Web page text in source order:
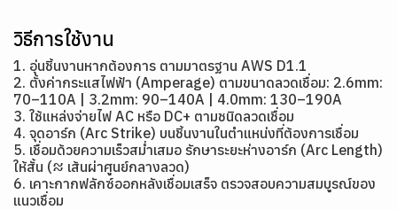
วิธีการใช้งาน
1. อุ่นชิ้นงานหากต้องการ ตามมาตรฐาน AWS D1.1
2. ตั้งค่ากระแสไฟฟ้า (Amperage) ตามขนาดลวดเชื่อม: 2.6mm:
70–110A | 3.2mm: 90–140A | 4.0mm: 130–190A
3. ใช้แหล่งจ่ายไฟ AC หรือ DC+ ตามชนิดลวดเชื่อม
4. จุดอาร์ก (Arc Strike) บนชิ้นงานในตำแหน่งที่ต้องการเชื่อม
5. เชื่อมด้วยความเร็วสม่ำเสมอ รักษาระยะห่างอาร์ก (Arc Length)
ให้สั้น (≈ เส้นผ่าศูนย์กลางลวด)
6. เคาะกากฟลักซ์ออกหลังเชื่อมเสร็จ ตรวจสอบความสมบูรณ์ของ
แนวเชื่อม